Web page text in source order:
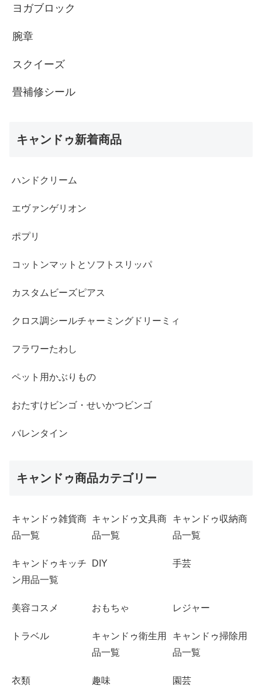
ヨガブロック
腕章
スクイーズ
畳補修シール
キャンドゥ新着商品
ハンドクリーム
エヴァンゲリオン
ポプリ
コットンマットとソフトスリッパ
カスタムビーズピアス
クロス調シールチャーミングドリーミィ
フラワーたわし
ペット用かぶりもの
おたすけビンゴ・せいかつビンゴ
バレンタイン
キャンドゥ商品カテゴリー
キャンドゥ雑貨商
品一覧
キャンドゥ文具商
品一覧
キャンドゥ収納商
品一覧
キャンドゥキッチ
ン用品一覧
DIY 手芸
美容コスメ おもちゃ レジャー
トラベル
キャンドゥ衛生用
品一覧
キャンドゥ掃除用
品一覧
衣類 趣味 園芸